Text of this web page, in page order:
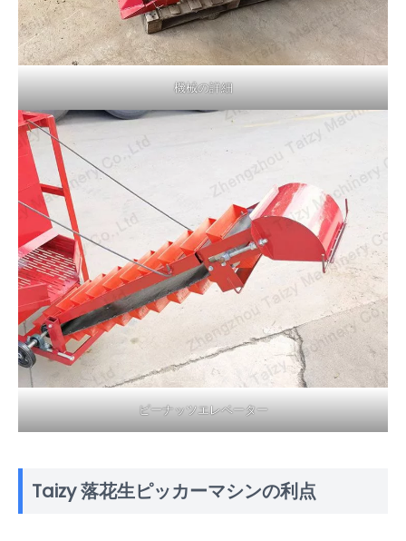
機械の詳細
ピーナッツエレベーター
Taizy 落花生ピッカーマシンの利点